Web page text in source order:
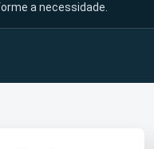
a necessidade.